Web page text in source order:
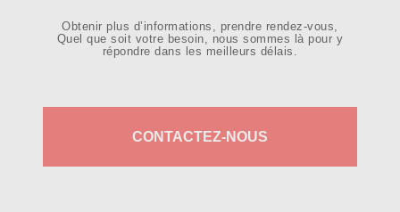
Obtenir plus d’informations, prendre rendez-vous,
Quel que soit votre besoin, nous sommes là pour y
répondre dans les meilleurs délais.
CONTACTEZ-NOUS